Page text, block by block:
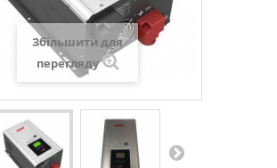
Збільшити для
перегляду